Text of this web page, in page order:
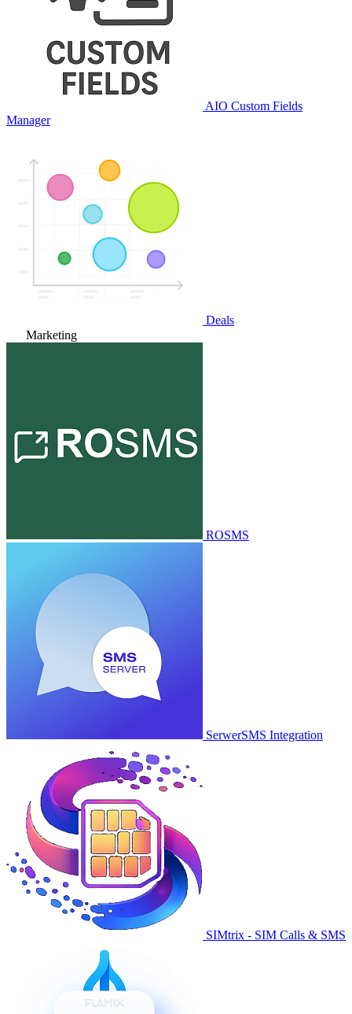
AIO Custom Fields
Manager
Deals
Marketing
ROSMS
SerwerSMS Integration
SIMtrix - SIM Calls & SMS